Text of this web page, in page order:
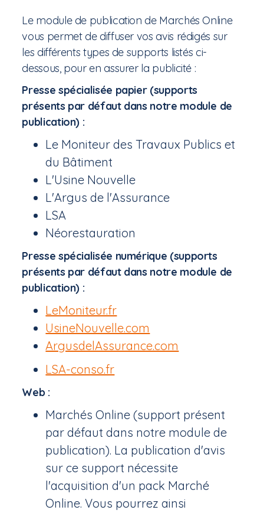
Le module de publication de Marchés Online
vous permet de diffuser vos avis rédigés sur
les différents types de supports listés ci-
dessous, pour en assurer la publicité :
Presse spécialisée papier (supports
présents par défaut dans notre module de
publication) :
Le Moniteur des Travaux Publics et
du Bâtiment
L'Usine Nouvelle
L'Argus de l'Assurance
LSA
Néorestauration
Presse spécialisée numérique (supports
présents par défaut dans notre module de
publication) :
LeMoniteur.fr
UsineNouvelle.com
ArgusdelAssurance.com
LSA-conso.fr
Web :
Marchés Online (support présent
par défaut dans notre module de
publication). La publication d'avis
sur ce support nécessite
l'acquisition d'un pack Marché
Online. Vous pourrez ainsi